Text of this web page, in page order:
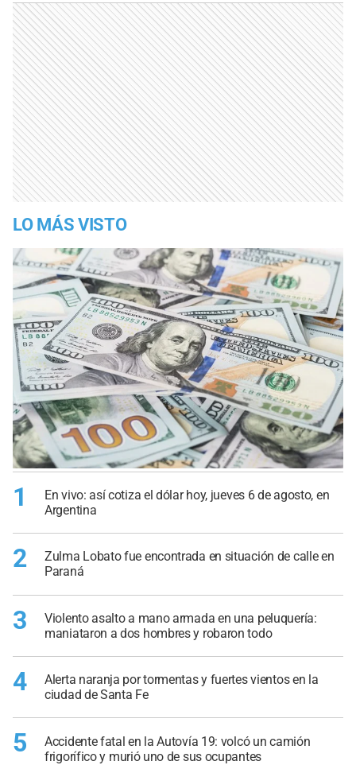
LO MÁS VISTO
1
En vivo: así cotiza el dólar hoy, jueves 6 de agosto, en
Argentina
2
Zulma Lobato fue encontrada en situación de calle en
Paraná
3
Violento asalto a mano armada en una peluquería:
maniataron a dos hombres y robaron todo
4
Alerta naranja por tormentas y fuertes vientos en la
ciudad de Santa Fe
5
Accidente fatal en la Autovía 19: volcó un camión
frigorífico y murió uno de sus ocupantes